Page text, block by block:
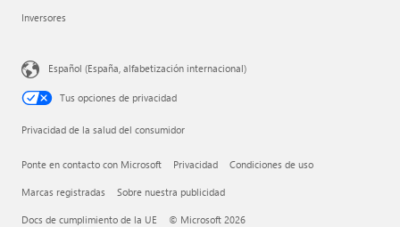
Inversores
Español (España, alfabetización internacional)
Tus opciones de privacidad
Privacidad de la salud del consumidor
Ponte en contacto con Microsoft Privacidad Condiciones de uso
Marcas registradas Sobre nuestra publicidad
Docs de cumplimiento de la UE © Microsoft 2026